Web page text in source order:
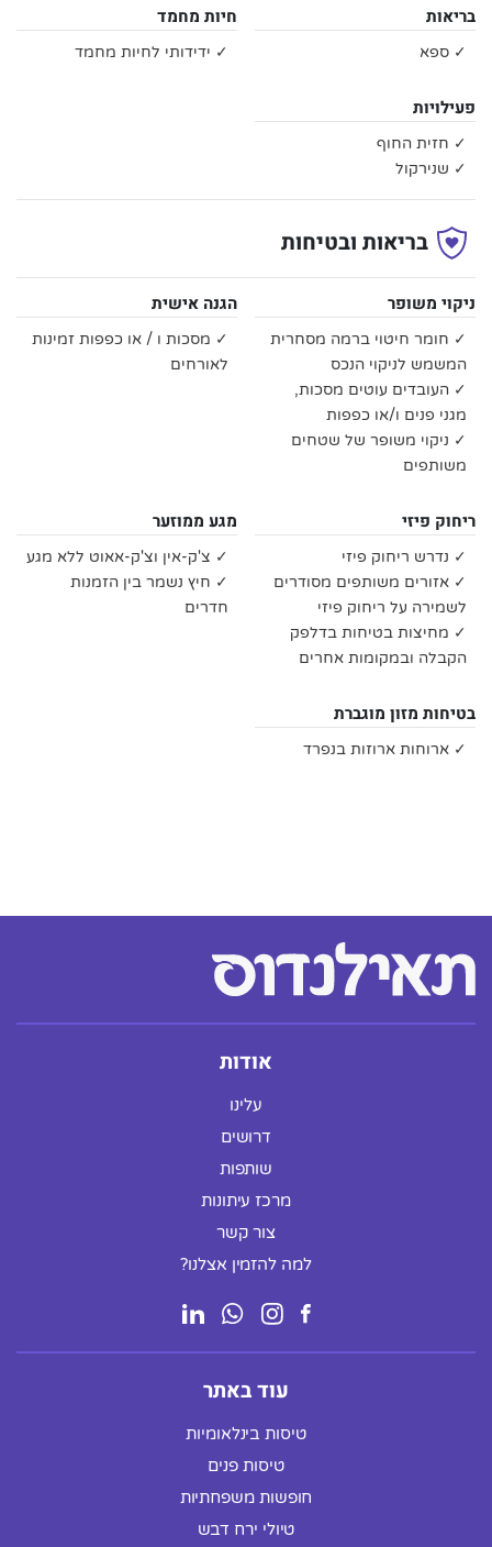
בריאות
✓ ספא
חיות מחמד
✓ ידידותי לחיות מחמד
פעילויות
✓ חזית החוף
✓ שנירקול
בריאות ובטיחות
ניקוי משופר
✓ חומר חיטוי ברמה מסחרית
המשמש לניקוי הנכס
✓ העובדים עוטים מסכות,
מגני פנים ו/או כפפות
✓ ניקוי משופר של שטחים
משותפים
הגנה אישית
✓ מסכות ו / או כפפות זמינות
לאורחים
ריחוק פיזי
✓ נדרש ריחוק פיזי
✓ אזורים משותפים מסודרים
לשמירה על ריחוק פיזי
✓ מחיצות בטיחות בדלפק
הקבלה ובמקומות אחרים
מגע ממוזער
✓ צ'ק-אין וצ'ק-אאוט ללא מגע
✓ חיץ נשמר בין הזמנות
חדרים
בטיחות מזון מוגברת
✓ ארוחות ארוזות בנפרד
אודות
עלינו
דרושים
שותפות
מרכז עיתונות
צור קשר
למה להזמין אצלנו?
עוד באתר
טיסות בינלאומיות
טיסות פנים
חופשות משפחתיות
טיולי ירח דבש